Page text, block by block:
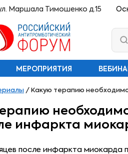
Маршала Тимошенко д.15
МЕРОПРИЯТИЯ
/ Какую терапию
инфаркта
после инфаркта миокарда